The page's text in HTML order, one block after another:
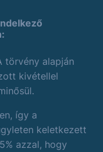
törvény alapján
kivétellel
így a
keletkezett
azzal, hogy